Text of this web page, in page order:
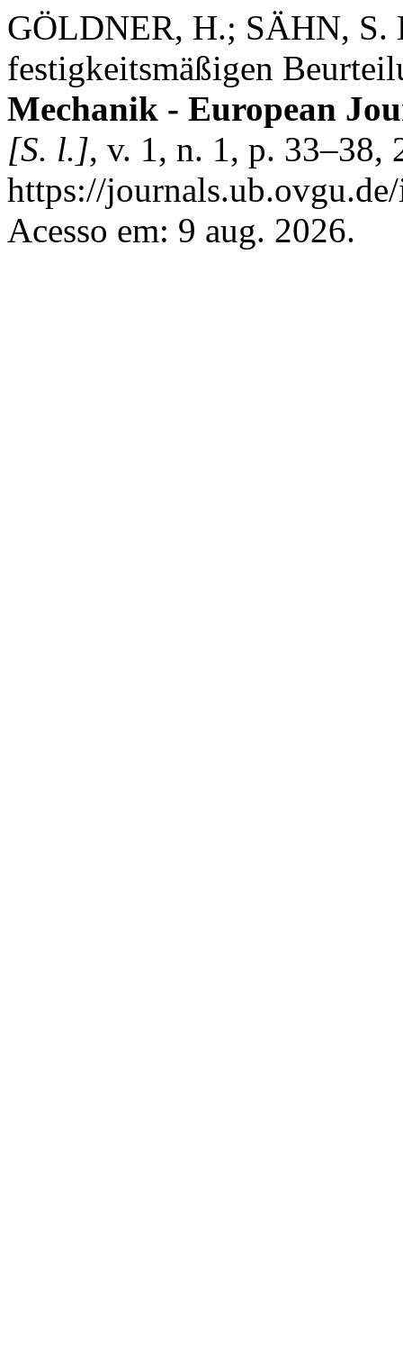
GÖLDNER, H.; SÄHN, S.
festigkeitsmäßigen
Mechanik - European
[S. l.], v. 1, n. 1, p. 33–38,
https://
Acesso em: 9 aug. 2026.